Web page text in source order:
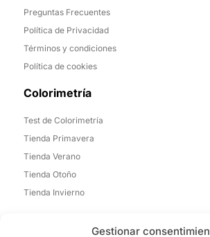
Gestionar
Preguntas Frecuentes
Política de Privacidad
Términos y condiciones
Política de cookies
Colorimetría
Test de Colorimetría
Tienda Primavera
Tienda Verano
Tienda Otoño
Tienda Invierno